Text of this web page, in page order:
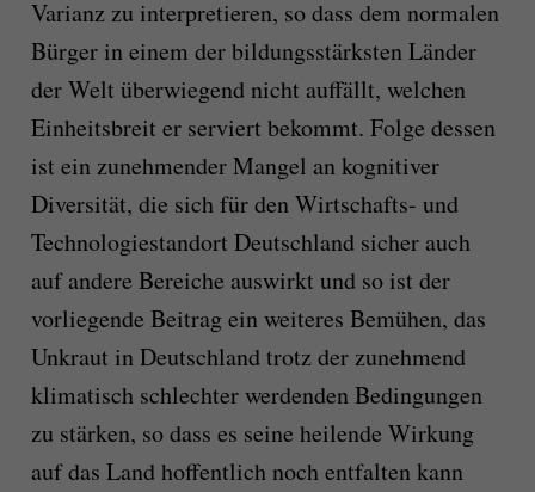
Varianz zu interpretieren, so dass dem normalen
Bürger in einem der bildungsstärksten Länder
der Welt überwiegend nicht auffällt, welchen
Einheitsbreit er serviert bekommt. Folge dessen
ist ein zunehmender Mangel an kognitiver
Diversität, die sich für den Wirtschafts- und
Technologiestandort Deutschland sicher auch
auf andere Bereiche auswirkt und so ist der
vorliegende Beitrag ein weiteres Bemühen, das
Unkraut in Deutschland trotz der zunehmend
klimatisch schlechter werdenden Bedingungen
zu stärken, so dass es seine heilende Wirkung
auf das Land hoffentlich noch entfalten kann